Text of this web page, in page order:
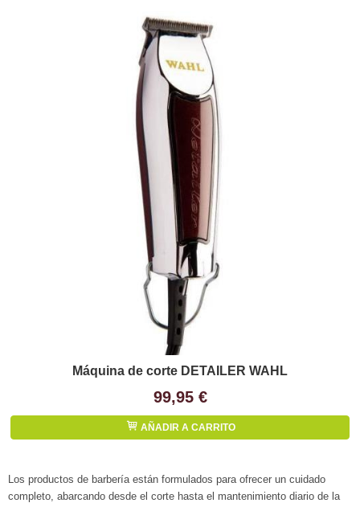
Máquina de corte DETAILER WAHL
99,95 €
AÑADIR A CARRITO
Los productos de barbería están formulados para ofrecer un cuidado
completo, abarcando desde el corte hasta el mantenimiento diario de la